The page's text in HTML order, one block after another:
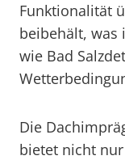
Funktionalität
beibehält, was
wie Bad
Die
bietet nicht